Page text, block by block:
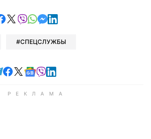
в Telegram
поделиться в Facebook
поделиться в X
отправить в Viber
отправить в Whatsapp
отправить в Messenger
отправить в LinkedIn
СПЕЦСЛУЖБЫ
Читайте в Telegram
Читайте в Facebook
Читайте в X
Читайте в Google news
Читайте в Viber
Читайте в LinkedIn